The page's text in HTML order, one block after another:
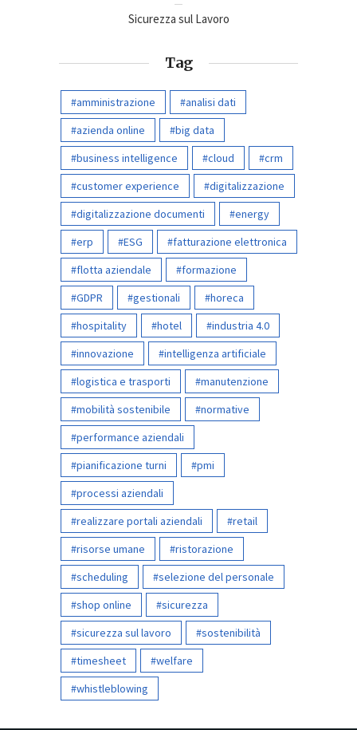
Sicurezza sul Lavoro
Tag
amministrazione
analisi dati
azienda online
big data
business intelligence
cloud
crm
customer experience
digitalizzazione
digitalizzazione documenti
energy
erp
ESG
fatturazione elettronica
flotta aziendale
formazione
GDPR
gestionali
horeca
hospitality
hotel
industria 4.0
innovazione
intelligenza artificiale
logistica e trasporti
manutenzione
mobilità sostenibile
normative
performance aziendali
pianificazione turni
pmi
processi aziendali
realizzare portali aziendali
retail
risorse umane
ristorazione
scheduling
selezione del personale
shop online
sicurezza
sicurezza sul lavoro
sostenibilità
timesheet
welfare
whistleblowing